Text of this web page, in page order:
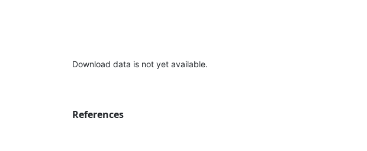
Download data is not yet available.
References